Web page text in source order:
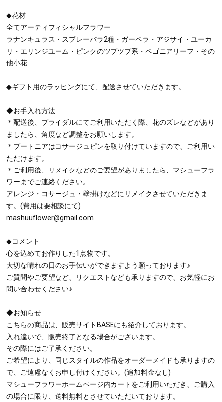
◆花材
全てアーティフィシャルフラワー
ラナンキュラス・スプレーバラ2種・ガーベラ・アジサイ・ユーカ
リ・エリンジユーム・ピンクのツブツブ系・ベゴニアリーフ・その
他小花
◆ギフト用のラッピングにて、配送させていただきます。
◆お手入れ方法
＊配送後、ブライダルにてご利用いただく際、花のズレなどがあり
ましたら、角度など調整をお願いします。
＊ブートニアはコサージュピンを取り付けていますので、ご利用い
ただけます。
＊ご利用後、リメイクなどのご要望がありましたら、マシューフラ
ワーまでご連絡ください。
アレンジ・コサージュ・壁掛けなどにリメイクさせていただきま
す。(費用は要相談にて)
mashuuflower@gmail.com
◆コメント
心を込めてお作りした1点物です。
大切な晴れの日のお手伝いができますよう願っております♪
ご質問やご要望など、リクエストなども承りますので、お気軽にお
問い合わせください♪
◆お知らせ
こちらの商品は、販売サイトBASEにも紹介しております。
入れ違いで、販売終了となる場合がございます。
その際にはご了承ください。
ご希望により、同じスタイルの作品をオーダーメイドも承りますの
で、ご遠慮なくお申し付けください。(追加料金なし)
マシューフラワーホームページ内カートをご利用いただき、ご購入
の場合に限り、送料無料とさせていただいております。